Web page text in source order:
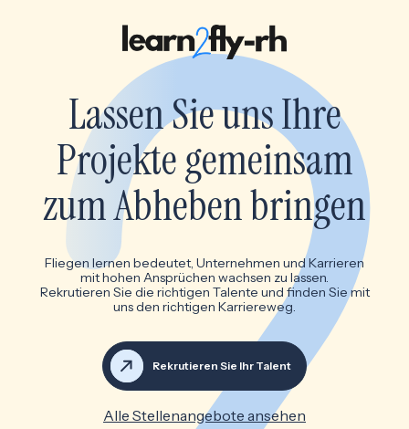
Lassen Sie uns Ihre
Projekte gemeinsam
zum Abheben bringen
Fliegen lernen bedeutet, Unternehmen und Karrieren
mit hohen Ansprüchen wachsen zu lassen.
Rekrutieren Sie die richtigen Talente und finden Sie mit
uns den richtigen Karriereweg.
Rekrutieren Sie Ihr Talent
Alle Stellenangebote ansehen